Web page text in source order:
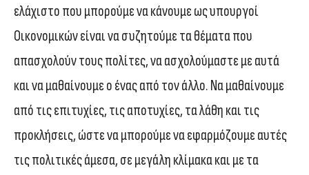
ελάχιστο που μπορούμε να κάνουμε ως υπουργοί
Οικονομικών είναι να συζητούμε τα θέματα που
απασχολούν τους πολίτες, να ασχολούμαστε με αυτά
και να μαθαίνουμε ο ένας από τον άλλο. Να μαθαίνουμε
από τις επιτυχίες, τις αποτυχίες, τα λάθη και τις
προκλήσεις, ώστε να μπορούμε να εφαρμόζουμε αυτές
τις πολιτικές άμεσα, σε μεγάλη κλίμακα και με τα